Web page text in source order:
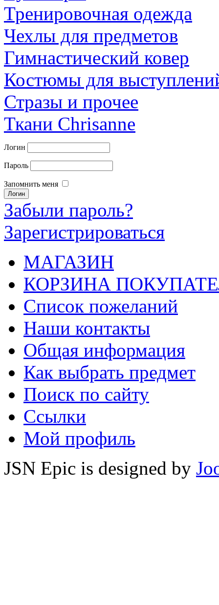
Тренировочная одежда
Чехлы для предметов
Гимнастический ковер
Костюмы для
Стразы и прочее
Ткани Chrisanne
Логин
Пароль
Запомнить меня
Забыли пароль?
Зарегистрироваться
МАГАЗИН
КОРЗИНА
Список пожеланий
Наши контакты
Общая информация
Как выбрать предмет
Поиск по сайту
Ссылки
Мой профиль
JSN Epic is designed by